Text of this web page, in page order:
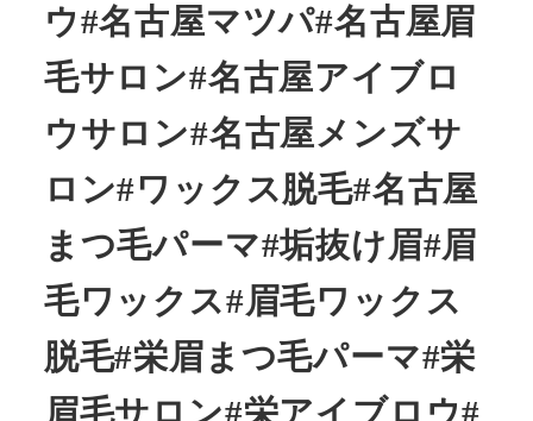
ウ#名古屋マツパ#名古屋眉
毛サロン#名古屋アイブロ
ウサロン#名古屋メンズサ
ロン#ワックス脱毛#名古屋
まつ毛パーマ#垢抜け眉#眉
毛ワックス#眉毛ワックス
脱毛#栄眉まつ毛パーマ#栄
眉毛サロン#栄アイブロウ#